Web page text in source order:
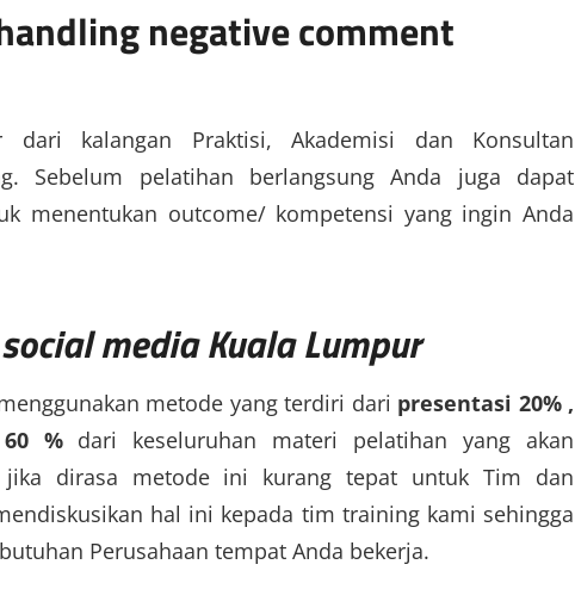
negative comment
kalangan Praktisi, Akademisi dan Konsultan
Sebelum pelatihan berlangsung Anda juga dapat
menentukan outcome/ kompetensi yang ingin Anda
media Kuala Lumpur
metode yang terdiri dari presentasi 20% ,
%dari keseluruhan materi pelatihan yang akan
dirasa metode ini kurang tepat untuk Tim dan
hal ini kepada tim training kami sehingga
Perusahaan tempat Anda bekerja.